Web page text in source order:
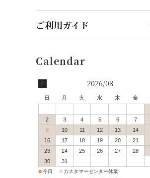
ご利用ガイド
会員特典・会員ランク
配送・送料について
決済方法について
返品交換サービス
2026/08
日 月 火 水 木 金
2
3 4 5 6 7
9
10 11 12 13 14
16
17 18 19 20 21
23
24 25 26 27 28
30
31
■今日 ■ カスタマーセンター休業